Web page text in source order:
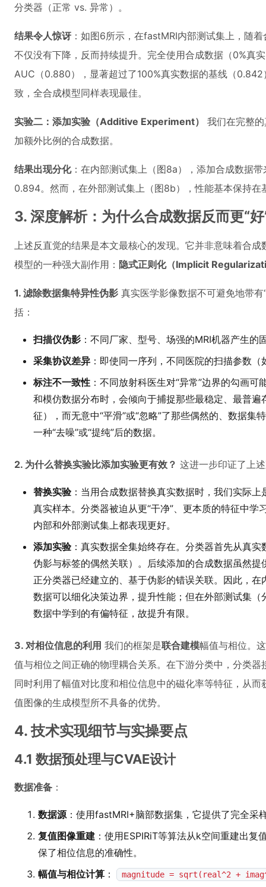
分类器（正常 vs. 异常）。
结果令人惊讶 ：如图6所示，在fastMRI内部测试集上，随
不仅没有下降，反而持续提升。完全使用合成数据（0%真
AUC（0.880），显著超过了100%真实数据的基线（
致，全合成模型同样表现最佳。
实验二：添加实验（Additive Experiment）
我们在完整
加额外比例的合成数据。
结果出现分化：在内部测试集上（图8a），添加合成数据
0.894。然而，在外部测试集上（图8b），性能基本保持在
3. 深度解析：为什么合成数据反而更“好
上述反直觉的结果是本文最核心的发现。它并非意味着合成
模型的一种强大副作用： 隐式正则化（Implicit
1. 滤除数据集特异性伪影 真实医学影像数据不可避免地带
括：
扫描仪伪影 ：不同厂家、型号、场强的MRI机器产生的
采集协议差异 ：即使同一序列，不同医院的扫描参数
标注不一致性 ：不同放射科医生对“异常”边界的勾画
和模仿数据分布时，会倾向于捕捉那些最稳定、最普
征），而无意中“平滑”或“忽略”了那些偶然的、数据集
一种“去噪”或“提纯”后的数据。
2. 为什么替换实验比添加实验更有效？ 这进一步印证了上
替换实验：当用合成数据替换真实数据时，我们实际
真实样本。分类器被迫从更“干净”、更本质的特征中
内部和外部测试集上都表现更好。
添加实验：真实数据全集始终存在。分类器首先从真实
伪影与标签的偶然关联）。后续添加的合成数据虽然
正分类器已经建立的、基于伪影的错误关联。因此，
数据可以细化决策边界，提升性能；但在外部测试集
数据中学到的有偏特征，故提升有限。
3. 对相位信息的利用 我们的框架是联合建模幅值与相位。
值与相位之间正确的物理耦合关系。在下游分类中，分类
同时利用了幅值对比度和相位信息中的磁化率等特征，从
值图像的生成模型所不具备的优势。
4. 技术实现细节与实操要点
4.1 数据预处理与CVAE设计
数据准备 ：
数据源：使用fastMRI+脑部数据集，它提供了完全采
复值图像重建 ：使用ESPIRiT等算法从k空间重建出
保了相位信息的准确性。
幅值与相位计算 ： magnitude = sqrt(real^2 +